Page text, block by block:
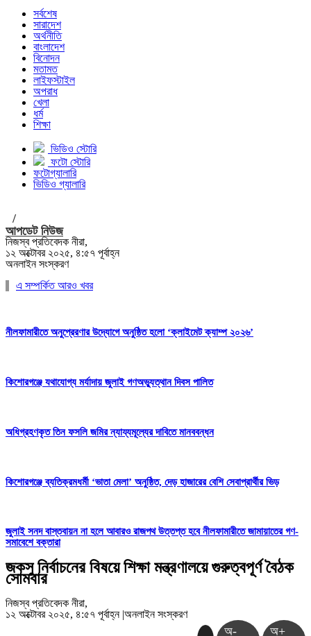
সর্বশেষ
সারাদেশ
অর্থনীতি
বাংলাদেশ
বিনোদন
মতামত
লাইফস্টাইল
অপরাধ
খেলা
ধর্ম
শিক্ষা
ভিডিও স্টোরি
ফটো স্টোরি
ফটোগ্যালারি
ভিডিও গ্যালারি
/
আপডেট নিউজ
নিজস্ব প্রতিবেদক নীরা,
১২ অক্টোবর ২০২৫, ৪:৫৭ পূর্বাহ্ন
অনলাইন সংস্করণ
এ সম্পর্কিত আরও খবর
নীলফামারীতে অনুপ্রেরণার উদ্যোগে অনুষ্ঠিত হলো ‘ক্লাইমেট ক্যাম্প ২০২৬’
কিশোরগঞ্জে যথাযোগ্য মর্যাদায় জুলাই গণঅভ্যুত্থান দিবস পালিত
অধিগ্রহণকৃত তিন ফসলি জমির ন্যায্যমূল্যের দাবিতে মানববন্ধন
কিশোরগঞ্জে ব্যতিক্রমধর্মী ‘ভাতা মেলা’ অনুষ্ঠিত, দেড় হাজারের বেশি সেবাপ্রার্থীর ভিড়
জুলাই সনদ বাস্তবায়ন না হলে আবারও রাজপথ উত্তপ্ত হবে নীলফামারীতে জামায়াতের গণ-
সমাবেশে বক্তারা
জকসু নির্বাচনের বিষয়ে শিক্ষা মন্ত্রণালয়ে গুরুত্বপূর্ণ বৈঠক
সোমবার
নিজস্ব প্রতিবেদক নীরা,
১২ অক্টোবর ২০২৫, ৪:৫৭ পূর্বাহ্ন |অনলাইন সংস্করণ
অ- অ+